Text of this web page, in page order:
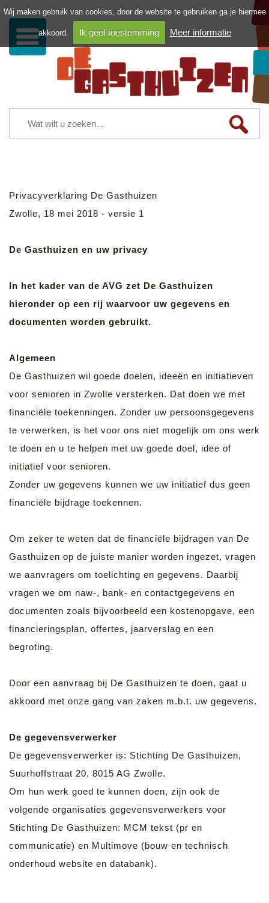
Wij maken gebruik van cookies, door de website te gebruiken ga je hiermee
akkoord. Ik geef toestemming Meer informatie
Privacyverklaring De Gasthuizen
Zwolle, 18 mei 2018 - versie 1
De Gasthuizen en uw privacy
In het kader van de AVG zet De Gasthuizen
hieronder op een rij waarvoor uw gegevens en
documenten worden gebruikt.
Algemeen
De Gasthuizen wil goede doelen, ideeën en initiatieven
voor senioren in Zwolle versterken. Dat doen we met
financiële toekenningen. Zonder uw persoonsgegevens
te verwerken, is het voor ons niet mogelijk om ons werk
te doen en u te helpen met uw goede doel, idee of
initiatief voor senioren.
Zonder uw gegevens kunnen we uw initiatief dus geen
financiële bijdrage toekennen.
Om zeker te weten dat de financiële bijdragen van De
Gasthuizen op de juiste manier worden ingezet, vragen
we aanvragers om toelichting en gegevens. Daarbij
vragen we om naw-, bank- en contactgegevens en
documenten zoals bijvoorbeeld een kostenopgave, een
financieringsplan, offertes, jaarverslag en een
begroting.
Door een aanvraag bij De Gasthuizen te doen, gaat u
akkoord met onze gang van zaken m.b.t. uw gegevens.
De gegevensverwerker
De gegevensverwerker is: Stichting De Gasthuizen,
Suurhoffstraat 20, 8015 AG Zwolle.
Om hun werk goed te kunnen doen, zijn ook de
volgende organisaties gegevensverwerkers voor
Stichting De Gasthuizen: MCM tekst (pr en
communicatie) en Multimove (bouw en technisch
onderhoud website en databank).